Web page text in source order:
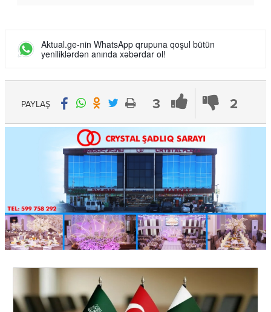
Aktual.ge-nin WhatsApp qrupuna qoşul bütün
yeniliklərdən anında xəbərdar ol!
3 2
PAYLAŞ